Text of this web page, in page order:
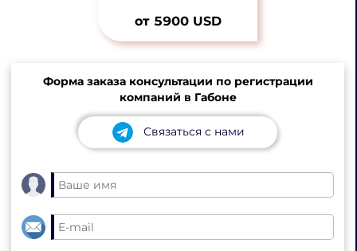
от 5900 USD
Форма заказа консультации по регистрации
компаний в Габоне
Связаться с нами